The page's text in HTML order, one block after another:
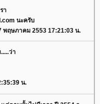
า
นะครับ
พฤษภาคม 2553 17:21:03 น.
ว่า
น.